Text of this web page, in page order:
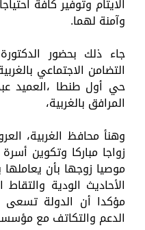
الايتام وتوفير كافة
وآمنة لهما.
جاء ذلك بحضور
التضامن الاجتماعي
حي أول طنطا ،العميد
المرافق بالغربية،
وهنأ محافظ الغربية،
زواجا مباركا وتكوين
موصيا زوجها بأن
الأحاديث الودية
مؤكدا أن الدولة
الدعم والتكاتف مع